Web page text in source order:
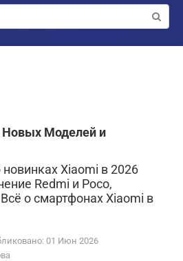
Новых Моделей и
Xiaomi в 2026
Redmi и Poco,
о смартфонах Xiaomi в
01 Июн 2026